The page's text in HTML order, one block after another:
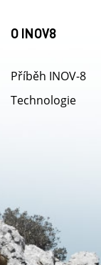
O INOV8
Příběh INOV-8
Technologie